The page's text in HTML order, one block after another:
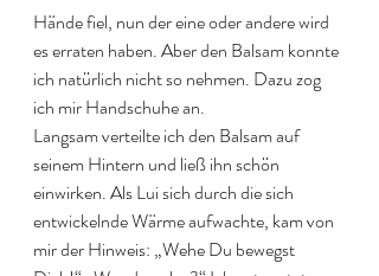
Hände fiel, nun der eine oder andere wird
es erraten haben. Aber den Balsam konnte
ich natürlich nicht so nehmen. Dazu zog
ich mir Handschuhe an.
Langsam verteilte ich den Balsam auf
seinem Hintern und ließ ihn schön
einwirken. Als Lui sich durch die sich
entwickelnde Wärme aufwachte, kam von
mir der Hinweis: „Wehe Du bewegst